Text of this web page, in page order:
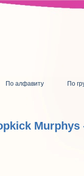
По алфавиту
По
Murphys